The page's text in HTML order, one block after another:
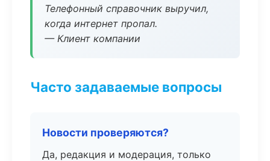
Телефонный справочник выручил,
когда интернет пропал.
— Клиент компании
Часто задаваемые вопросы
Новости проверяются?
Да, редакция и модерация, только